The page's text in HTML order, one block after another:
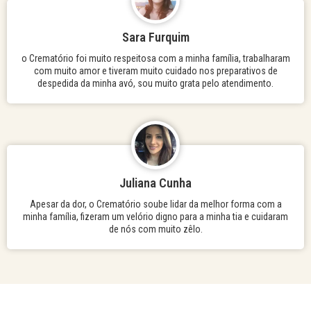
Sara Furquim
o Crematório foi muito respeitosa com a minha família, trabalharam
com muito amor e tiveram muito cuidado nos preparativos de
despedida da minha avó, sou muito grata pelo atendimento.
Juliana Cunha
Apesar da dor, o Crematório soube lidar da melhor forma com a
minha família, fizeram um velório digno para a minha tia e cuidaram
de nós com muito zêlo.